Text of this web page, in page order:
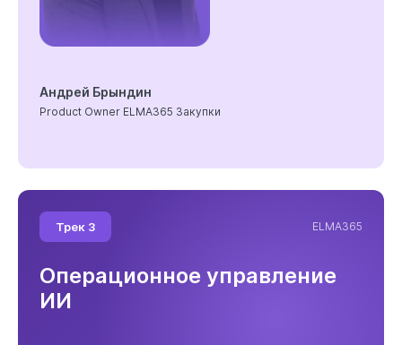
Андрей Брындин
Product Owner ELMA365 Закупки
Трек 3 ELMA365
Операционное управление
ИИ